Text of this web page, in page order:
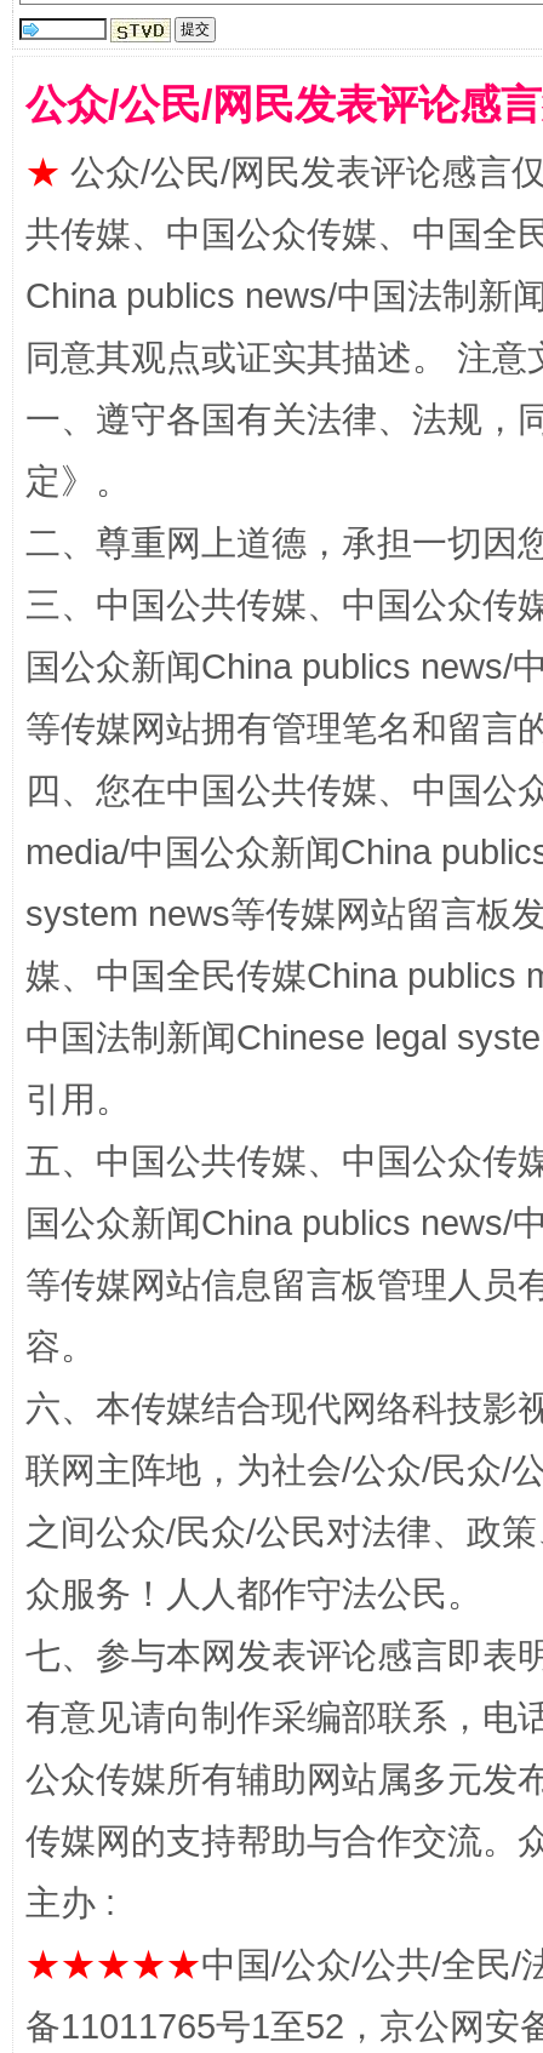
全民健身五年计划来了！等你上场
“蜀中异人”王建安的艺术幻境
完善运行机制助力责任有效落实 一纸欠
公众/公民/网民发表评论感
★ 公众/公民/网民发表评论感言
共传媒、中国公众传媒、中国全
China publics news/中国法制新
同意其观点或证实其描述。 注
一、遵守各国有关法律、法规，
定》。
二、尊重网上道德，承担一切因
三、中国公共传媒、中国公众传
国公众新闻China publics news/
等传媒网站拥有管理笔名和留言
四、您在中国公共传媒、中国公
media/中国公众新闻China
system news等传媒网站留言板
媒、中国全民传媒China publics
中国法制新闻Chinese legal
引用。
五、中国公共传媒、中国公众传
国公众新闻China publics news/
等传媒网站信息留言板管理人员
容。
六、本传媒结合现代网络科技影
联网主阵地，为社会/公众/民众/
之间公众/民众/公民对法律、政
众服务！人人都作守法公民。
七、参与本网发表评论感言即表
有意见请向制作采编部联系，电
公众传媒所有辅助网站属多元发
传媒网的支持帮助与合作交流。
主办 :
★★★★★中国/公众/公共/全民/
备11011765号1至52，京公网安